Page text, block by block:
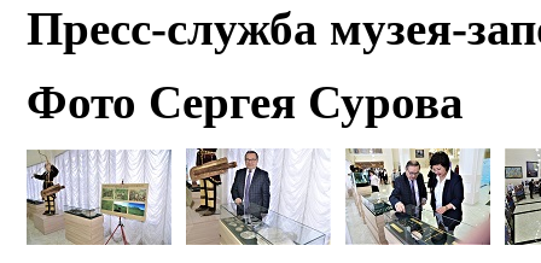
Пресс-служба музея-
Фото Сергея Сурова